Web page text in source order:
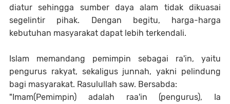
diatur sehingga sumber daya alam tidak dikuasai
segelintir pihak. Dengan begitu, harga-harga
kebutuhan masyarakat dapat lebih terkendali.
Islam memandang pemimpin sebagai ra'in, yaitu
pengurus rakyat, sekaligus junnah, yakni pelindung
bagi masyarakat. Rasulullah saw. Bersabda:
"Imam(Pemimpin) adalah raa'in (pengurus), Ia